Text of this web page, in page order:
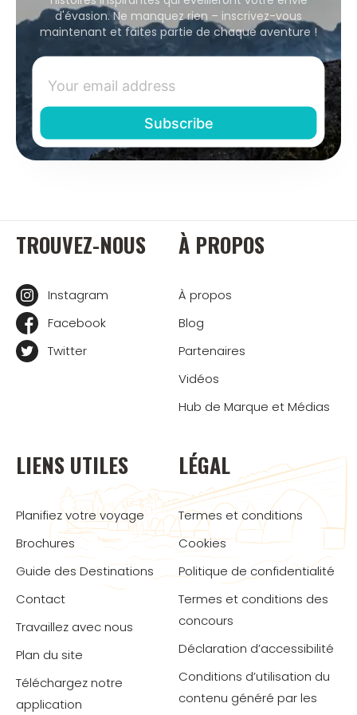
d'évasion. Ne manquez rien – inscrivez-vous
maintenant et faites partie de chaque aventure !
TROUVEZ-NOUS
Instagram
Facebook
Twitter
À PROPOS
À propos
Blog
Partenaires
Vidéos
Hub de Marque et Médias
LIENS UTILES
Planifiez votre voyage
Brochures
Guide des Destinations
Contact
Travaillez avec nous
Plan du site
Téléchargez notre
application
LÉGAL
Termes et conditions
Cookies
Politique de confidentialité
Termes et conditions des
concours
Déclaration d’accessibilité
Conditions d’utilisation du
contenu généré par les